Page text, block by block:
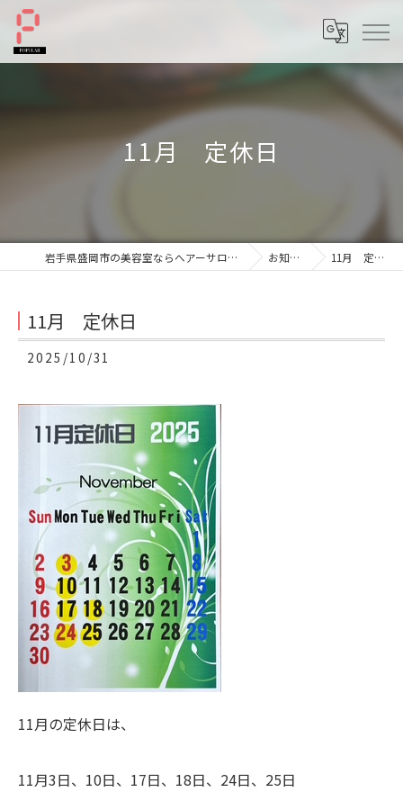
11月 定休日
岩手県盛岡市の美容室ならへアーサロンポプラル お知らせ 11月 定休日
11月 定休日
2025/10/31
11月の定休日は、
11月3日、10日、17日、18日、24日、25日